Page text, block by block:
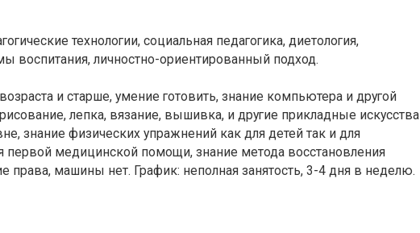
технологии, социальная педагогика, диетология,
воспитания, личностно-ориентированный подход.
и старше, умение готовить, знание компьютера и другой
лепка, вязание, вышивка, и другие прикладные искусства
знание физических упражнений как для детей так и для
первой медицинской помощи, знание метода восстановления
права, машины нет. График: неполная занятость, 3-4 дня в неделю.